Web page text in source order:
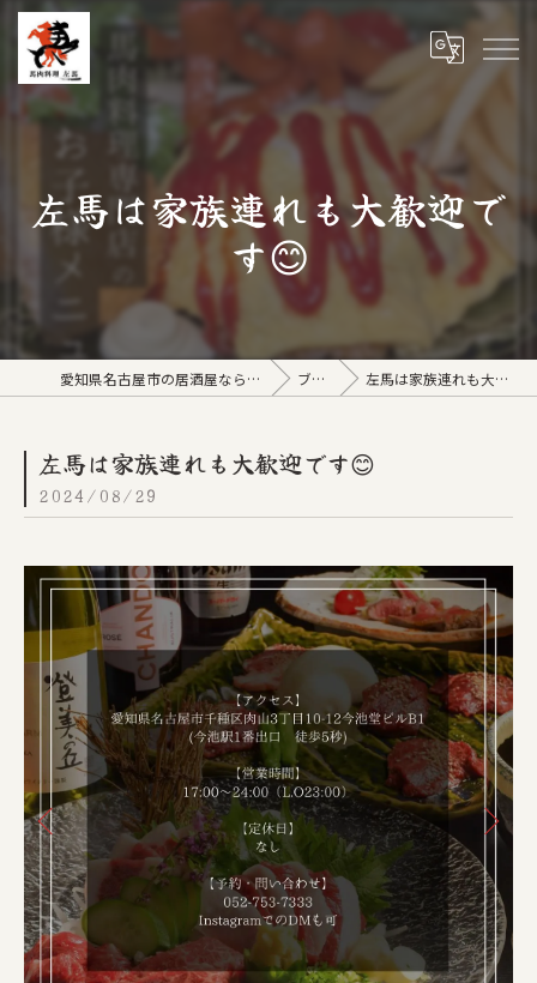
左馬は家族連れも大歓迎で
す😊
愛知県名古屋市の居酒屋なら馬肉料理 左馬 ブログ 左馬は家族連れも大歓迎です😊
左馬は家族連れも大歓迎です😊
2024/08/29